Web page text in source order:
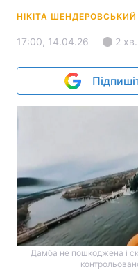
НІКІТА ШЕНДЕРОВСЬКИЙ
17:00, 14.04.26 2 хв.
Дамба не пошкоджена і